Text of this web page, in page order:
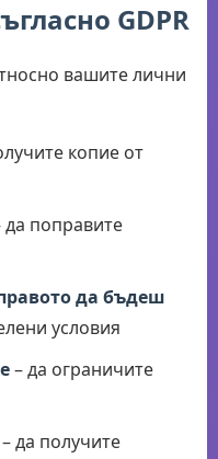
GDPR
вашите лични
копие от
да поправите
да бъдеш
условия
– да ограничите
– да получите